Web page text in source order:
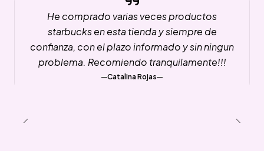
He comprado varias veces productos
starbucks en esta tienda y siempre de
confianza, con el plazo informado y sin ningun
problema. Recomiendo tranquilamente!!!
Catalina Rojas